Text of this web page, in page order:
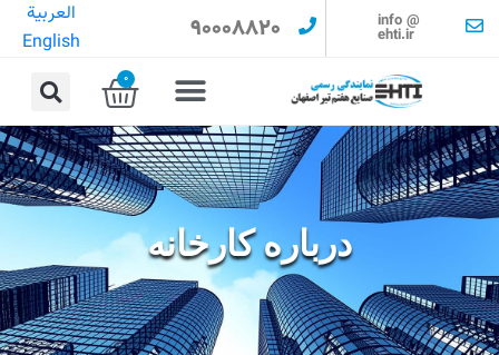
info @
ehti.ir
90008820
العربية
English
0
درباره کارخانه